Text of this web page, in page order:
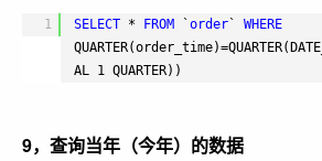
1 SELECT * FROM `order ` WHERE
AL 1 QUARTER))
9，查询当年（今年）的数据